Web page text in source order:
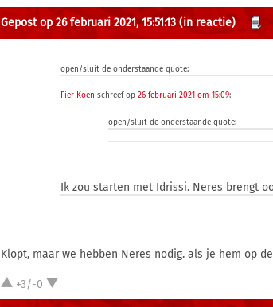
Gepost op 26 februari 2021, 15:51:13 (in reactie)
open/sluit de onderstaande quote:
Fier Koen schreef op26 februari 2021 om 15:09:
open/sluit de onderstaande quote:
Ik zou starten met Idrissi. Neres brengt
Klopt, maar we hebben Neres nodig. als je hem op
+3/-0